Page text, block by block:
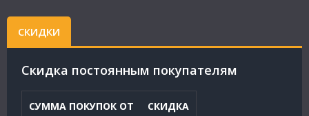
СКИДКИ
Cкидка постоянным покупателям
СУММА ПОКУПОК ОТ СКИДКА